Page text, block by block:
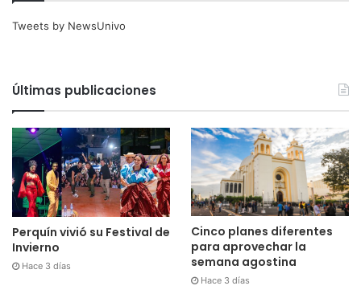
Tweets by NewsUnivo
Últimas publicaciones
Perquín vivió su Festival de
Invierno
Hace 3 días
Cinco planes diferentes
para aprovechar la
semana agostina
Hace 3 días